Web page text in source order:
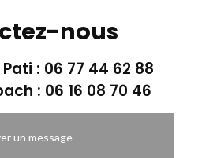
nous
: 06 77 44 62 88
: 06 16 08 70 46
un message